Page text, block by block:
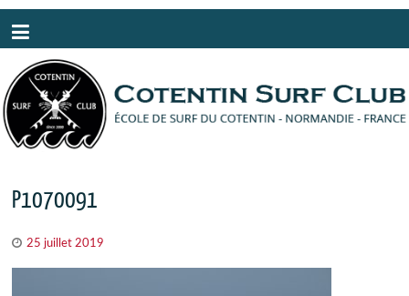
P1070091
25 juillet 2019
Panneau de gestion des cookies